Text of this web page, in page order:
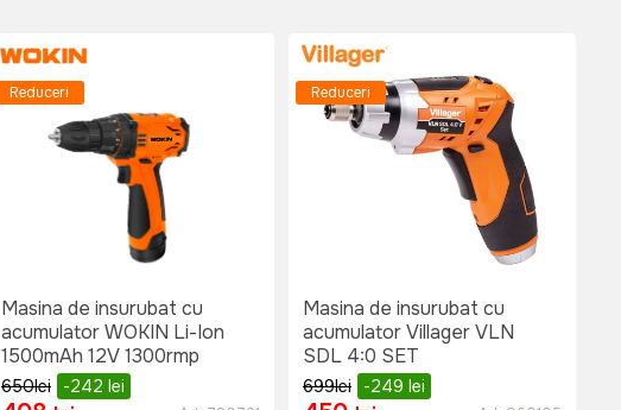
Reduceri
Masina de insurubat cu
acumulator WOKIN Li-Ion
1500mAh 12V 1300rmp
650lei -242 lei
Reduceri
Masina de insurubat cu
acumulator Villager VLN
SDL 4:0 SET
699lei -249 lei